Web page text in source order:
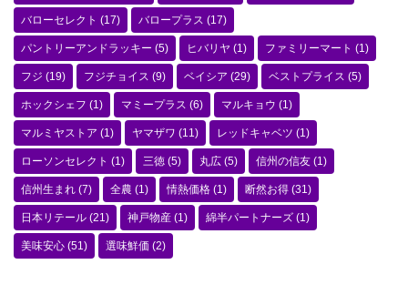
バローセレクト (17) バロープラス (17)
パントリーアンドラッキー (5) ヒバリヤ (1) ファミリーマート (1)
フジ (19) フジチョイス (9) ベイシア (29) ベストプライス (5)
ホックシェフ (1) マミープラス (6) マルキョウ (1)
マルミヤストア (1) ヤマザワ (11) レッドキャベツ (1)
ローソンセレクト (1) 三徳 (5) 丸広 (5) 信州の信友 (1)
信州生まれ (7) 全農 (1) 情熱価格 (1) 断然お得 (31)
日本リテール (21) 神戸物産 (1) 綿半パートナーズ (1)
美味安心 (51) 選味鮮価 (2)